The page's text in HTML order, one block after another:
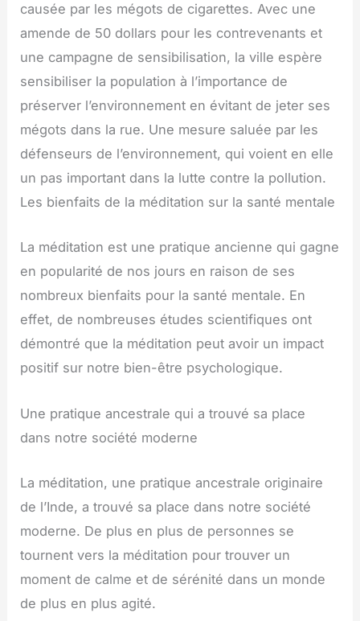
causée par les mégots de cigarettes. Avec une
amende de 50 dollars pour les contrevenants et
une campagne de sensibilisation, la ville espère
sensibiliser la population à l’importance de
préserver l’environnement en évitant de jeter ses
mégots dans la rue. Une mesure saluée par les
défenseurs de l’environnement, qui voient en elle
un pas important dans la lutte contre la pollution.
Les bienfaits de la méditation sur la santé mentale
La méditation est une pratique ancienne qui gagne
en popularité de nos jours en raison de ses
nombreux bienfaits pour la santé mentale. En
effet, de nombreuses études scientifiques ont
démontré que la méditation peut avoir un impact
positif sur notre bien-être psychologique.
Une pratique ancestrale qui a trouvé sa place
dans notre société moderne
La méditation, une pratique ancestrale originaire
de l’Inde, a trouvé sa place dans notre société
moderne. De plus en plus de personnes se
tournent vers la méditation pour trouver un
moment de calme et de sérénité dans un monde
de plus en plus agité.